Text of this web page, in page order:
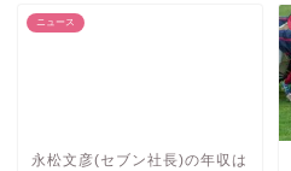
ニュース
永松文彦(セブン社長)の年収は